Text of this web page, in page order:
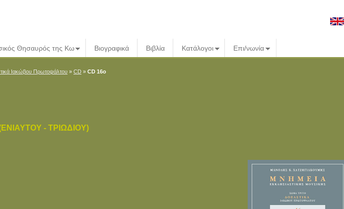
Θησαυρός της Κω Βιογραφικά Βιβλία Κατάλογοι Επι/νωνία
Ιακώβου Πρωτοψάλτου » CD » CD 16ο
- TΡΙΩΔΙΟΥ)